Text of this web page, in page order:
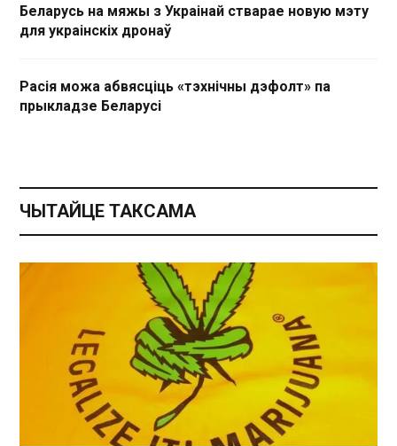
Беларусь на мяжы з Украінай стварае новую мэту
для украінскіх дронаў
Расія можа абвясціць «тэхнічны дэфолт» па
прыкладзе Беларусі
ЧЫТАЙЦЕ ТАКСАМА